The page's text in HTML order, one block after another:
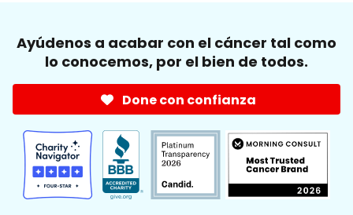
Ayúdenos a acabar con el cáncer tal como
lo conocemos, por el bien de todos.
Done con confianza